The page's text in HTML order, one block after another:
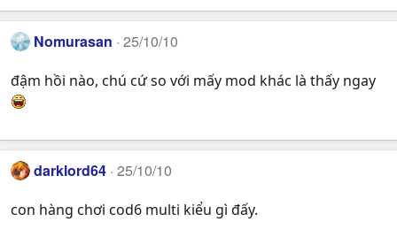
Nomurasan 25/10/10
đậm hồi nào, chú cứ so với mấy mod khác là thấy ngay
darklord64 25/10/10
con hàng chơi cod6 multi kiểu gì đấy.